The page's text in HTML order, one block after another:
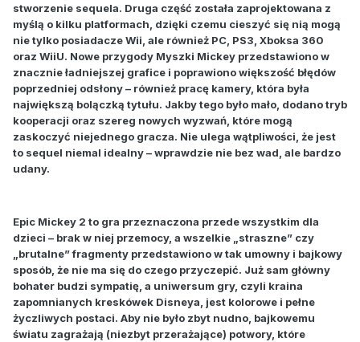
stworzenie sequela. Druga część została zaprojektowana z
myślą o kilku platformach, dzięki czemu cieszyć się nią mogą
nie tylko posiadacze Wii, ale również PC, PS3, Xboksa 360
oraz WiiU. Nowe przygody Myszki Mickey przedstawiono w
znacznie ładniejszej grafice i poprawiono większość błędów
poprzedniej odsłony – również pracę kamery, która była
największą bolączką tytułu. Jakby tego było mało, dodano tryb
kooperacji oraz szereg nowych wyzwań, które mogą
zaskoczyć niejednego gracza. Nie ulega wątpliwości, że jest
to sequel niemal idealny – wprawdzie nie bez wad, ale bardzo
udany.
Epic Mickey 2 to gra przeznaczona przede wszystkim dla
dzieci – brak w niej przemocy, a wszelkie „straszne” czy
„brutalne” fragmenty przedstawiono w tak umowny i bajkowy
sposób, że nie ma się do czego przyczepić. Już sam główny
bohater budzi sympatię, a uniwersum gry, czyli kraina
zapomnianych kreskówek Disneya, jest kolorowe i pełne
życzliwych postaci. Aby nie było zbyt nudno, bajkowemu
światu zagrażają (niezbyt przerażające) potwory, które